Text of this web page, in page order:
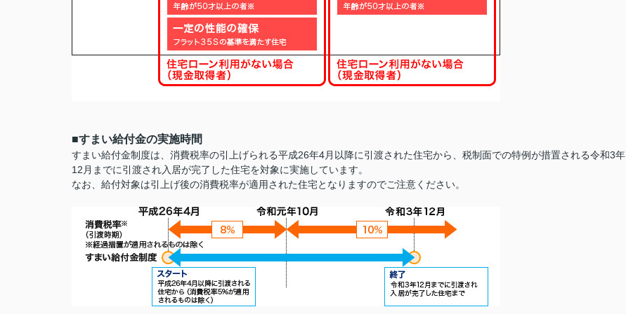
■すまい給付金の実施時間
すまい給付金制度は、消費税率の引上げられる平成26年4月以降に引渡された住宅から、税制面での特例が措置される令和3年
12月までに引渡され入居が完了した住宅を対象に実施しています。
なお、給付対象は引上げ後の消費税率が適用された住宅となりますのでご注意ください。